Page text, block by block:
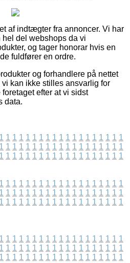
af indtægter fra annoncer. Vi har
del webshops da vi
og tager honorar hvis en
fuldfører en ordre.
og forhandlere på nettet
kan ikke stilles ansvarlig for
efter at vi sidst
data.
1 1 1 1 1 1 1 1 1 1 1 1 1 1 1 1 1 1 1
1 1 1 1 1 1 1 1 1 1 1 1 1 1 1 1 1 1 1
1 1 1 1 1 1 1 1 1 1 1 1 1 1 1 1 1 1 1
1 1 1 1 1 1 1 1 1 1 1 1 1 1 1 1 1 1 1
1 1 1 1 1 1 1 1 1 1 1 1 1 1 1 1 1 1 1
1 1 1 1 1 1 1 1 1 1 1 1 1 1 1 1 1 1 1
1 1 1 1 1 1 1 1 1 1 1 1 1 1 1 1 1 1 1
1 1 1 1 1 1 1 1 1 1 1 1 1 1 1 1 1 1 1
1 1 1 1 1 1 1 1 1 1 1 1 1 1 1 1 1 1 1